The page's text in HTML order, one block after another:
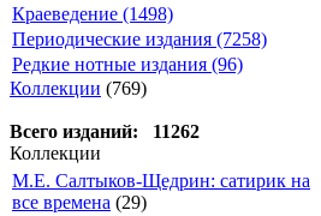
Краеведение (1498)
Периодические издания (7258)
Редкие нотные издания (96)
Коллекции (769)
Всего изданий: 11262
Коллекции
М.Е. Салтыков-Щедрин: сатирик на
все времена (29)